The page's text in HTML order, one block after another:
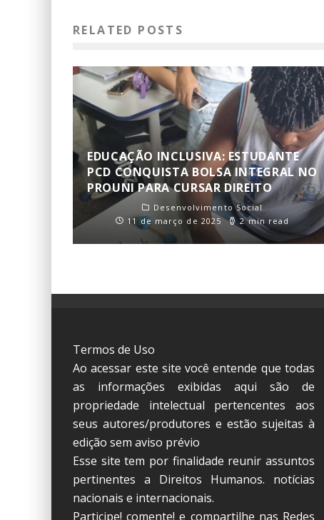
RELATED POSTS
EDUCAÇÃO INCLUSIVA: ESTUDANTE
PCD CONQUISTA BOLSA INTEGRAL NO
PROUNI PARA CURSAR DIREITO
Desenvolvimento Social
11 de março de 2025
2 min read
Termos de Uso
Ao acessar este site você entende que todas
as informações exibidas aqui são de
propriedade intelectual pertencentes aos
seus autores/produtores e estão sujeitas à
edição sem aviso prévio
Esse site tem por finalidade reunir assuntos
pertinentes a Direitos Humanos. notícias
nacionais e internacionais.
Participe! comente! e compartilhe nas Redes